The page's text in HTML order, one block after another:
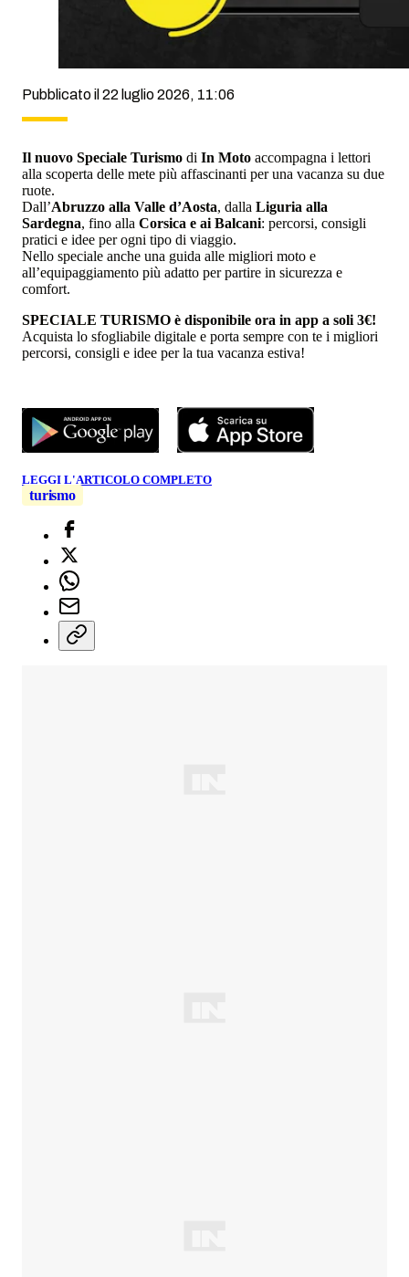
Pubblicato il 22 luglio 2026, 11:06
Il nuovo Speciale Turismo di In Moto accompagna i lettori
alla scoperta delle mete più affascinanti per una vacanza su due
ruote.
Dall’Abruzzo alla Valle d’Aosta, dalla Liguria alla
Sardegna, fino alla Corsica e ai Balcani: percorsi, consigli
pratici e idee per ogni tipo di viaggio.
Nello speciale anche una guida alle migliori moto e
all’equipaggiamento più adatto per partire in sicurezza e
comfort.
SPECIALE TURISMO è disponibile ora in app a soli 3€!
Acquista lo sfogliabile digitale e porta sempre con te i migliori
percorsi, consigli e idee per la tua vacanza estiva!
LEGGI L'ARTICOLO COMPLETO
turismo